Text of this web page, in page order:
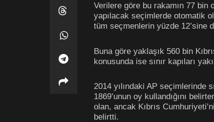
Verilere göre bu rakamın 77 bin
yapılacak seçimlerde otomatik
tüm seçmenlerin yüzde 12’sine
Buna göre yaklaşık 560 bin
konusunda ise sınır kapıları
2014 yılındaki AP seçimlerinde
1869’unun oy kullandığını
olan, ancak Kıbrıs
belirtti.